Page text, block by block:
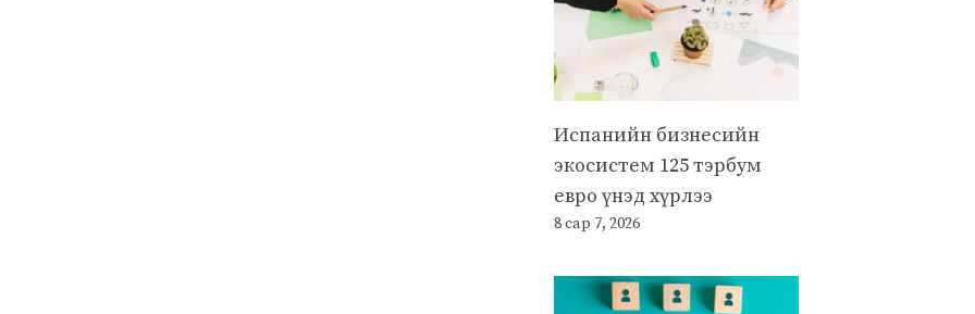
Испанийн бизнесийн
экосистем 125 тэрбум
евро үнэд хүрлээ
8 сар 7, 2026